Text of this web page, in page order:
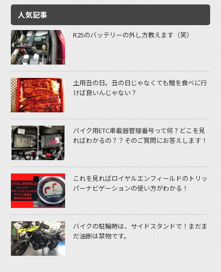
人気記事
R25のバッテリーの外し方教えます（笑）
土用丑の日。丑の日じゃなくても鰻を食べに行
けば良いんじゃない？
バイク用ETC車載器管理番号って何？どこを見
ればわかるの？？そのご質問にお答えします！
これを見ればロイヤルエンフィールドのトリッ
パーナビゲーションの使い方がわかる！
バイクの駐輪時は、サイドスタンドで！まだま
だ油断は禁物です。